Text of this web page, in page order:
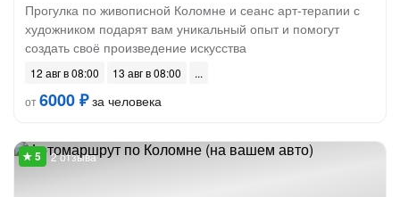
Прогулка по живописной Коломне и сеанс арт-терапии с
художником подарят вам уникальный опыт и помогут
создать своё произведение искусства
12 авг в 08:00
13 авг в 08:00
от6000 ₽за человека
2 отзыва